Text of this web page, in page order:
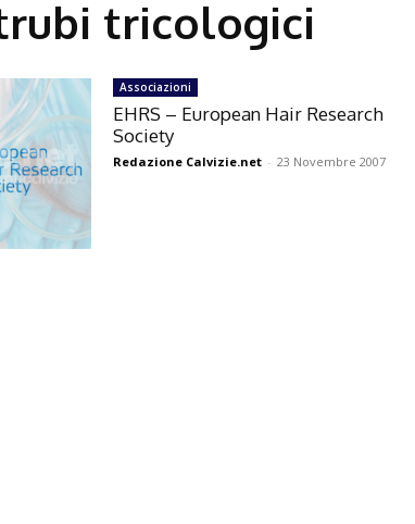
tricologici
Associazioni
EHRS – European Hair Research
Society
Redazione Calvizie.net - 23 Novembre 2007